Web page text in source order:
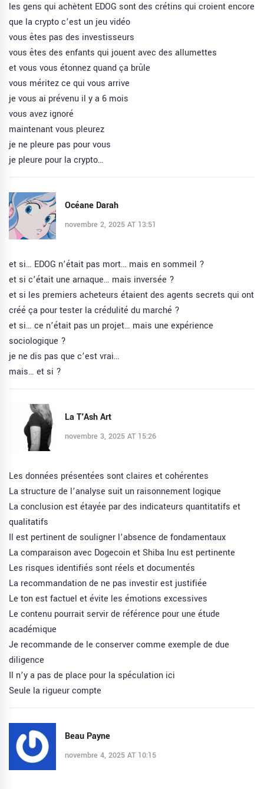
les gens qui achètent EDOG sont des crétins qui croient encore
que la crypto c’est un jeu vidéo
vous êtes pas des investisseurs
vous êtes des enfants qui jouent avec des allumettes
et vous vous étonnez quand ça brûle
vous méritez ce qui vous arrive
je vous ai prévenu il y a 6 mois
vous avez ignoré
maintenant vous pleurez
je ne pleure pas pour vous
je pleure pour la crypto…
Océane Darah
novembre 2, 2025 AT 13:51
et si… EDOG n’était pas mort… mais en sommeil ?
et si c’était une arnaque… mais inversée ?
et si les premiers acheteurs étaient des agents secrets qui ont
créé ça pour tester la crédulité du marché ?
et si… ce n’était pas un projet… mais une expérience
sociologique ?
je ne dis pas que c’est vrai…
mais… et si ?
La T'Ash Art
novembre 3, 2025 AT 15:26
Les données présentées sont claires et cohérentes
La structure de l’analyse suit un raisonnement logique
La conclusion est étayée par des indicateurs quantitatifs et
qualitatifs
Il est pertinent de souligner l’absence de fondamentaux
La comparaison avec Dogecoin et Shiba Inu est pertinente
Les risques identifiés sont réels et documentés
La recommandation de ne pas investir est justifiée
Le ton est factuel et évite les émotions excessives
Le contenu pourrait servir de référence pour une étude
académique
Je recommande de le conserver comme exemple de due
diligence
Il n’y a pas de place pour la spéculation ici
Seule la rigueur compte
Beau Payne
novembre 4, 2025 AT 10:15